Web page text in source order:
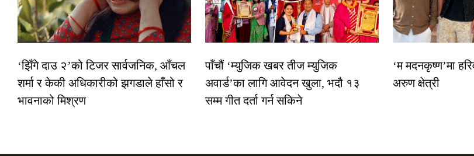
‘झिँगे दाउ २’को टिजर सार्वजनिक, आँचल
शर्मा र केकी अधिकारीको झगडाले हाँसो र
भावनाको मिश्रण
पाँचौं ‘म्युजिक खबर तीज म्युजिक
अवार्ड’का लागि आवेदन खुला, भदौ १३
सम्म गीत दर्ता गर्न सकिने
‘म मदनकृष्ण’मा
अरुण क्षेत्री